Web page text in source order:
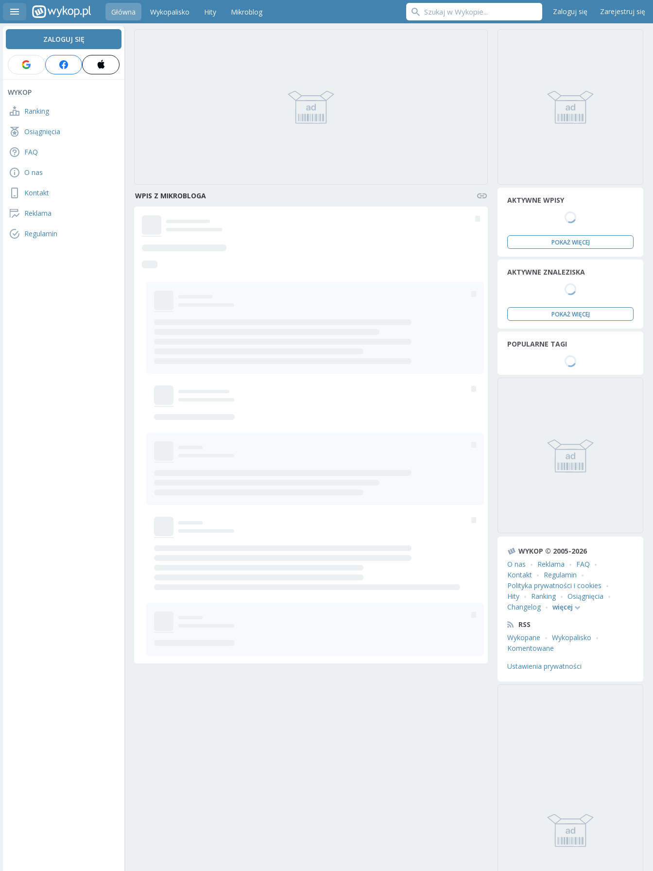
Główna Wykopalisko Hity Mikroblog Zaloguj się Zarejestruj się
ZALOGUJ SIĘ
WYKOP
Ranking
Osiągnięcia
FAQ
O nas
Kontakt
Reklama
Regulamin
WPIS Z MIKROBLOGA AKTYWNE WPISY
POKAŻ WIĘCEJ
AKTYWNE ZNALEZISKA
POKAŻ WIĘCEJ
POPULARNE TAGI
WYKOP © 2005-2026
O nas
Reklama
FAQ
Kontakt
Regulamin
Polityka prywatności i cookies
Hity
Ranking
Osiągnięcia
Changelog
więcej
RSS
Wykopane
Wykopalisko
Komentowane
Ustawienia prywatności